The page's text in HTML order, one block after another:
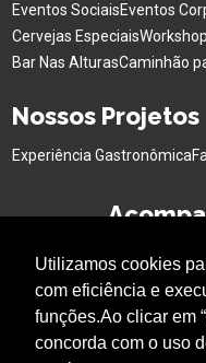
Utilizamos cookies
com eficiência e
funções.Ao clicar em
concorda com o uso
Eventos SociaisEventos
Cervejas Especiais
Bar Nas AlturasCaminhão
Nossos Projetos
Experiência Gastronômica